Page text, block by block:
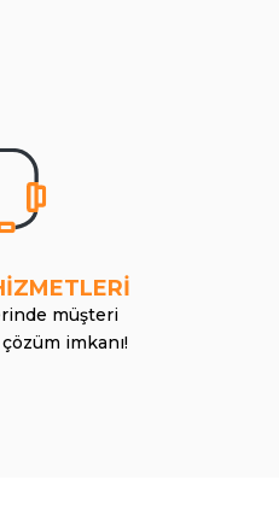
müşteri
imkanı!